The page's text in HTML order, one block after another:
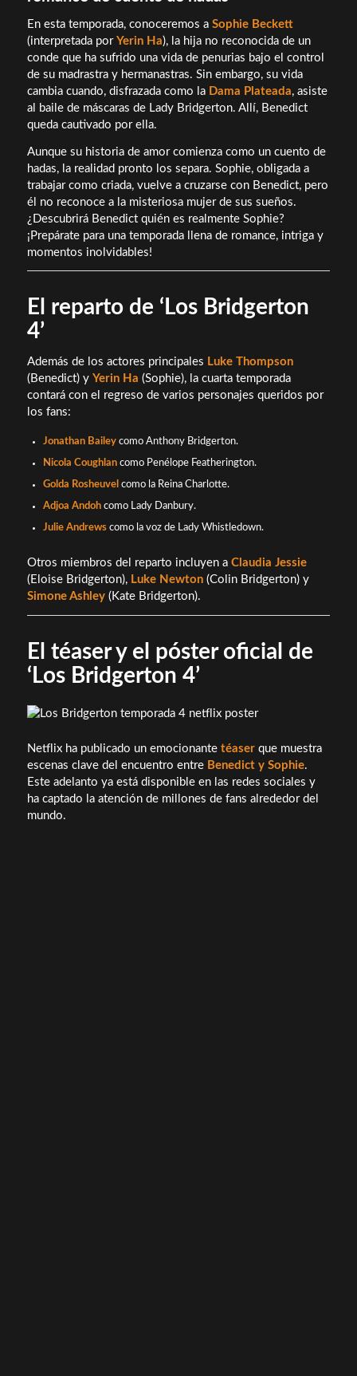
En esta temporada, conoceremos a Sophie Beckett
(interpretada por Yerin Ha), la hija no reconocida de un
conde que ha sufrido una vida de penurias bajo el control
de su madrastra y hermanastras. Sin embargo, su vida
cambia cuando, disfrazada como la Dama Plateada, asiste
al baile de máscaras de Lady Bridgerton. Allí, Benedict
queda cautivado por ella.
Aunque su historia de amor comienza como un cuento de
hadas, la realidad pronto los separa. Sophie, obligada a
trabajar como criada, vuelve a cruzarse con Benedict, pero
él no reconoce a la misteriosa mujer de sus sueños.
¿Descubrirá Benedict quién es realmente Sophie?
¡Prepárate para una temporada llena de romance, intriga y
momentos inolvidables!
El reparto de ‘Los Bridgerton
4’
Además de los actores principales Luke Thompson
(Benedict) y Yerin Ha (Sophie), la cuarta temporada
contará con el regreso de varios personajes queridos por
los fans:
Jonathan Baileycomo Anthony Bridgerton.
Nicola Coughlancomo Penélope Featherington.
Golda Rosheuvel como la Reina Charlotte.
Adjoa Andohcomo Lady Danbury.
Julie Andrewscomo la voz de Lady Whistledown.
Otros miembros del reparto incluyen a Claudia Jessie
(Eloise Bridgerton), Luke Newton(Colin Bridgerton) y
Simone Ashley(Kate Bridgerton).
El téaser y el póster oficial de
‘Los Bridgerton 4’
Netflix ha publicado un emocionante téaserque muestra
escenas clave del encuentro entre Benedict y Sophie.
Este adelanto ya está disponible en las redes sociales y
ha captado la atención de millones de fans alrededor del
mundo.